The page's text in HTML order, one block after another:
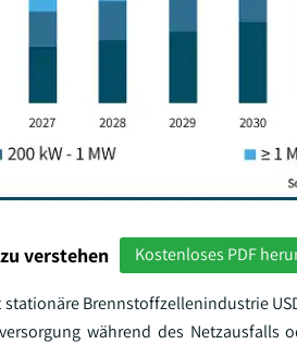
verstehen Kostenloses PDF
Brennstoffzellenindustrie
während des Netzausfalls